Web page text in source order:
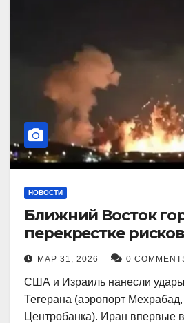
НОВОСТИ
Ближний Восток
перекрестке
МАР 31, 2026 0
США и Израиль нанесли
Тегерана (аэропорт
Центробанка). Иран впервые